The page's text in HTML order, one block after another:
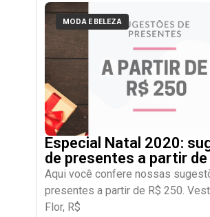
MODA E BELEZA
Especial Natal 2020:
de presentes a partir de
Aqui você confere nossas
presentes a partir de R$ 250.
Flor, R$